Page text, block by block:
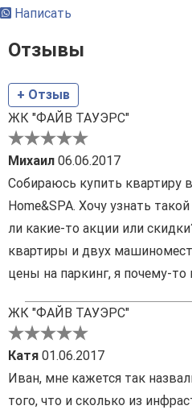
Написать
Отзывы
+ Отзыв
ЖК "ФАЙВ ТАУЭРС"
Михаил 06.06.2017
Собираюсь купить квартиру
Home&SPA. Хочу узнать
ли какие-то акции или
квартиры и двух
цены на паркинг, я почему-то
ЖК "ФАЙВ ТАУЭРС"
Катя 01.06.2017
Иван, мне кажется так
того, что и сколько из